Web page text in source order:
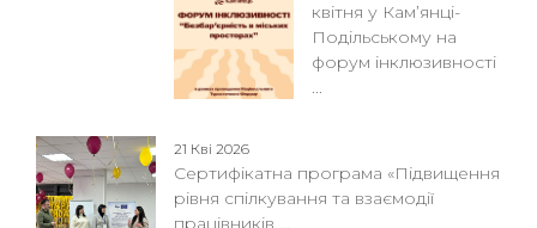
квітня у Кам’янці-
Подільському на
форум інклюзивності
...
21 Кві 2026
Сертифікатна програма «Підвищення
рівня спілкування та взаємодії
працівників ...